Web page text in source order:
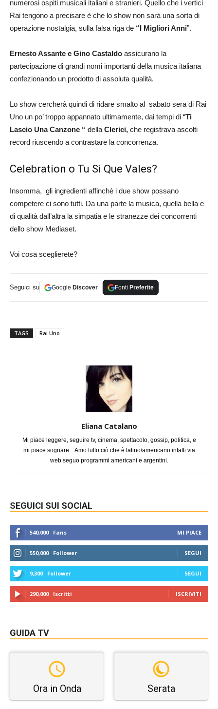
numerosi ospiti musicali italiani e stranieri. Quello che i vertici
Rai tengono a precisare è che lo show non sarà una sorta di
operazione nostalgia, sulla falsa riga de “I Migliori Anni”.
Ernesto Assante e Gino Castaldo assicurano la
partecipazione di grandi nomi importanti della musica italiana
confezionando un prodotto di assoluta qualità.
Lo show cercherà quindi di ridare smalto al sabato sera di Rai
Uno un po’ troppo appannato ultimamente, dai tempi di “Ti
Lascio Una Canzone “ della Clerici, che registrava ascolti
record riuscendo a contrastare la concorrenza.
Celebration o Tu Si Que Vales?
Insomma, gli ingredienti affinchè i due show possano
competere ci sono tutti. Da una parte la musica, quella bella e
di qualità dall’altra la simpatia e le stranezze dei concorrenti
dello show Mediaset.
Voi cosa sceglierete?
Seguici su Google Discover Fonti Preferite
TAGS Rai Uno
Eliana Catalano
Mi piace leggere, seguire tv, cinema, spettacolo, gossip, politica, e
mi piace sognare... Amo tutto ciò che è latino/americano infatti via
web seguo programmi americani e argentini.
SEGUICI SUI SOCIAL
540,000 Fans MI PIACE
550,000 Follower SEGUI
9,300 Follower SEGUI
290,000 Iscritti ISCRIVITI
GUIDA TV
Ora in Onda Serata